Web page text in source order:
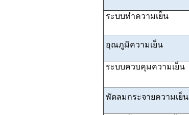
ระบบทำความเย็น
อุณภูมิความเย็น
ระบบควบคุมความเย็น
พัดลมกระจายความเย็น